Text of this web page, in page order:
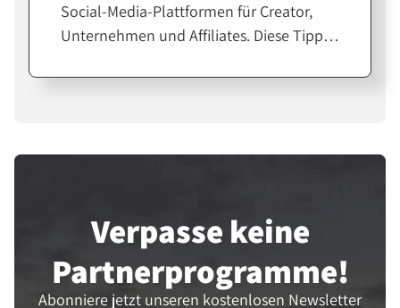
Social-Media-Plattformen für Creator,
Unternehmen und Affiliates. Diese Tipps
professioneller Feeds für eine größere
Verpasse keine
Partner­programme!
Abonniere jetzt unseren kostenlosen Newsletter